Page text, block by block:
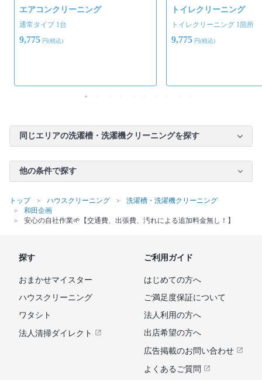
エアコンクリーニング
通常タイプ 1台
9,775 円(税込)
トイレクリーニング
トイレクリーニング 1箇所
9,775 円(税込)
同じエリアの洗濯槽・洗濯機クリーニングを探す
他の条件で探す
トップ ハウスクリーニング
洗濯槽・洗濯機クリーニング
和田企画
安心の自社作業🌱【交通費、出張費、汚れによる追加料金無し！】
探す
おまかせマイスター
ハウスクリーニング
ワタシト
法人清掃ダイレクト
ご利用ガイド
はじめての方へ
ご満足度保証について
法人利用の方へ
出店希望の方へ
広告掲載のお問い合わせ
よくあるご質問